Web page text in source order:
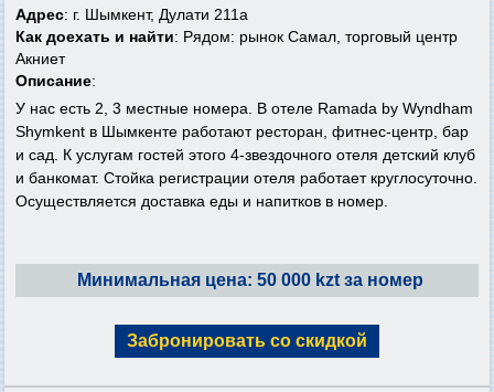
Адрес: г. Шымкент, Дулати 211а
Как доехать и найти: Рядом: рынок Самал, торговый центр
Акниет
Описание:
У нас есть 2, 3 местные номера. В отеле Ramada by Wyndham
Shymkent в Шымкенте работают ресторан, фитнес-центр, бар
и сад. К услугам гостей этого 4-звездочного отеля детский клуб
и банкомат. Стойка регистрации отеля работает круглосуточно.
Осуществляется доставка еды и напитков в номер.
Минимальная цена: 50 000 kzt за номер
Забронировать со скидкой